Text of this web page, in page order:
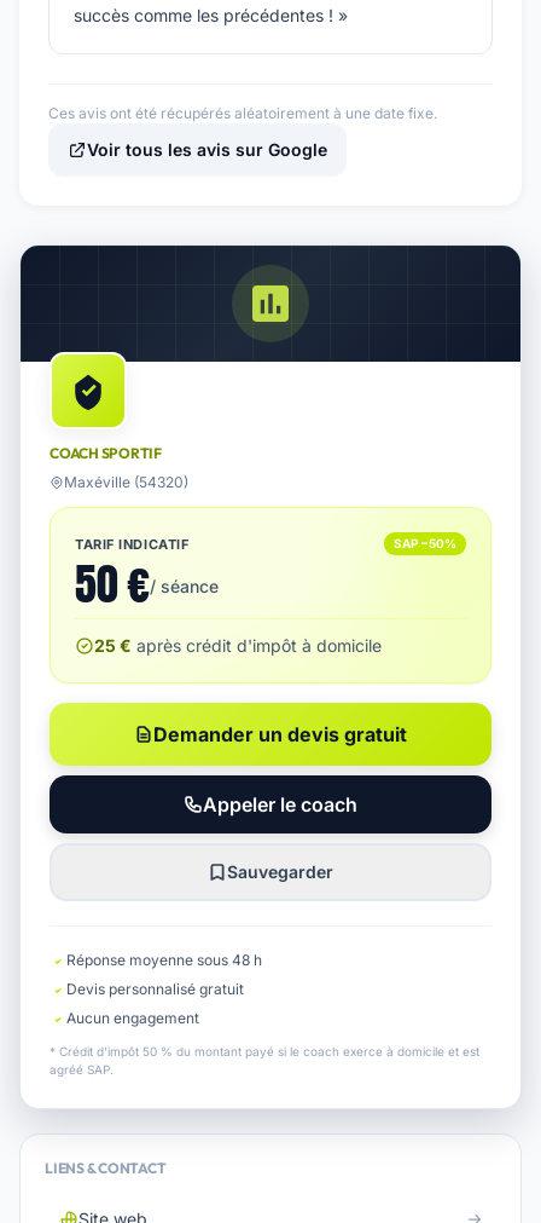
succès comme les précédentes ! »
Ces avis ont été récupérés aléatoirement à une date fixe.
Voir tous les avis sur Google
COACH SPORTIF
Maxéville (54320)
TARIF INDICATIF SAP −50%
50 €/ séance
25 € après crédit d'impôt à domicile
Demander un devis gratuit
Appeler le coach
Sauvegarder
Réponse moyenne sous 48 h
Devis personnalisé gratuit
Aucun engagement
* Crédit d'impôt 50 % du montant payé si le coach exerce à domicile et est
agréé SAP.
LIENS & CONTACT